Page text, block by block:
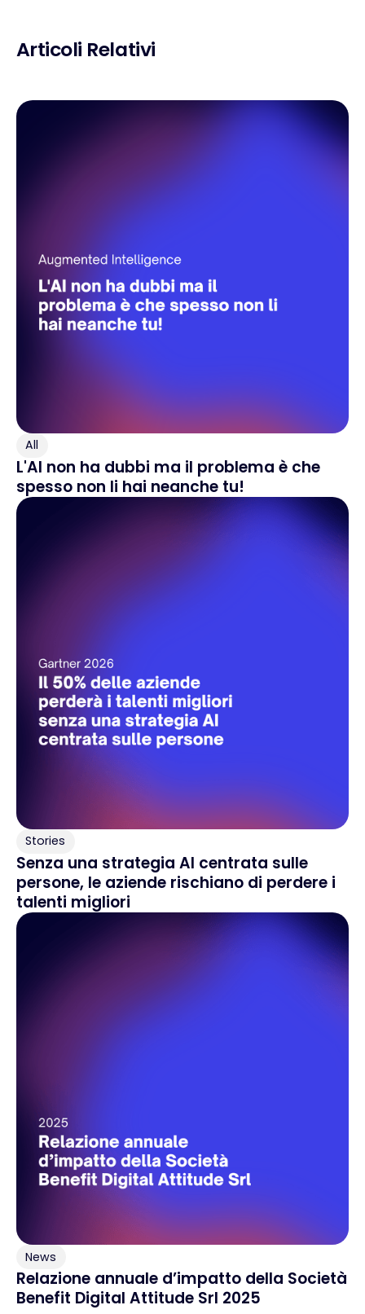
Articoli Relativi
All
L'AI non ha dubbi ma il problema è che
spesso non li hai neanche tu!
Stories
Senza una strategia AI centrata sulle
persone, le aziende rischiano di perdere i
talenti migliori
News
Relazione annuale d’impatto della Società
Benefit Digital Attitude Srl 2025